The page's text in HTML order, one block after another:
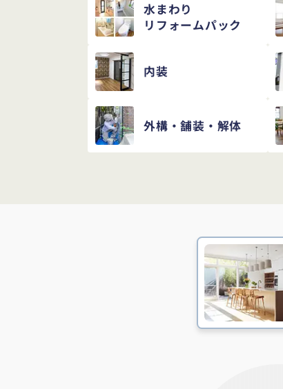
水まわり
リフォームパック
内装
外構・舗装・解体